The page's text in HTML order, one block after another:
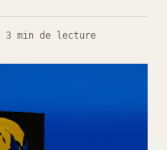
3 min de lecture